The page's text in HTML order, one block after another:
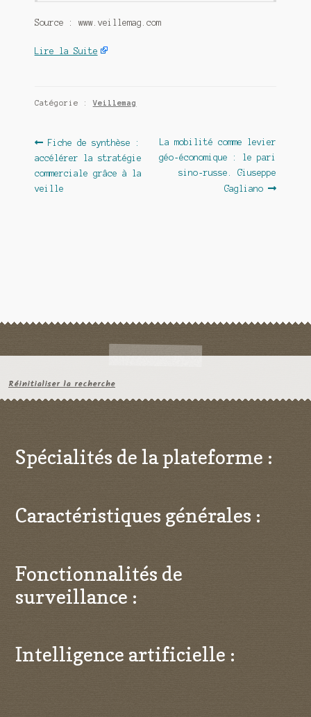
Source : www.veillemag.com
Lire la Suite
Catégorie :Veillemag
Navigation
de
l’article
Article
précédent :
Fiche de synthèse :
accélérer la stratégie
commerciale grâce à la
veille
Article
suivant :
La mobilité comme levier
géo‑économique : le pari
sino‑russe. Giuseppe
Gagliano
Réinitialiser la recherche
Spécialités de la plateforme :
Caractéristiques générales :
Fonctionnalités de
surveillance :
Intelligence artificielle :